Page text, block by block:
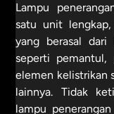
Lampu
satu unit
yang berasal
seperti pemantul,
elemen kelistrikan
lainnya. Tidak
lampu